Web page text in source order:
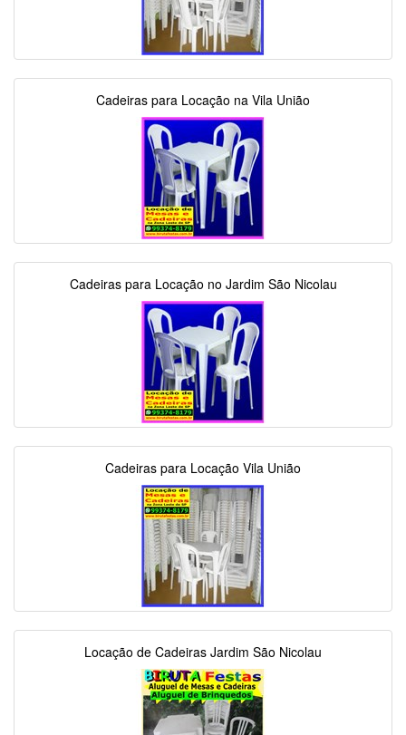
Cadeiras para Locação na Vila União
Cadeiras para Locação no Jardim São Nicolau
Cadeiras para Locação Vila União
Locação de Cadeiras Jardim São Nicolau